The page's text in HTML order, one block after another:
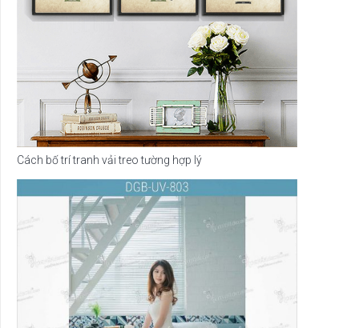
Cách bố trí tranh vải treo tường hợp lý